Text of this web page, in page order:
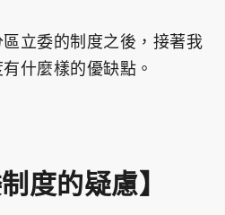
立委的制度之後，接著我
什麼樣的優缺點。
度的疑慮】